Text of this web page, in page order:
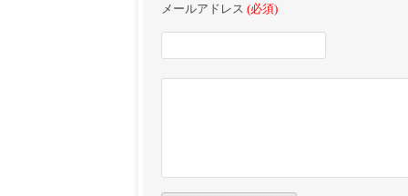
メールアドレス (必須)